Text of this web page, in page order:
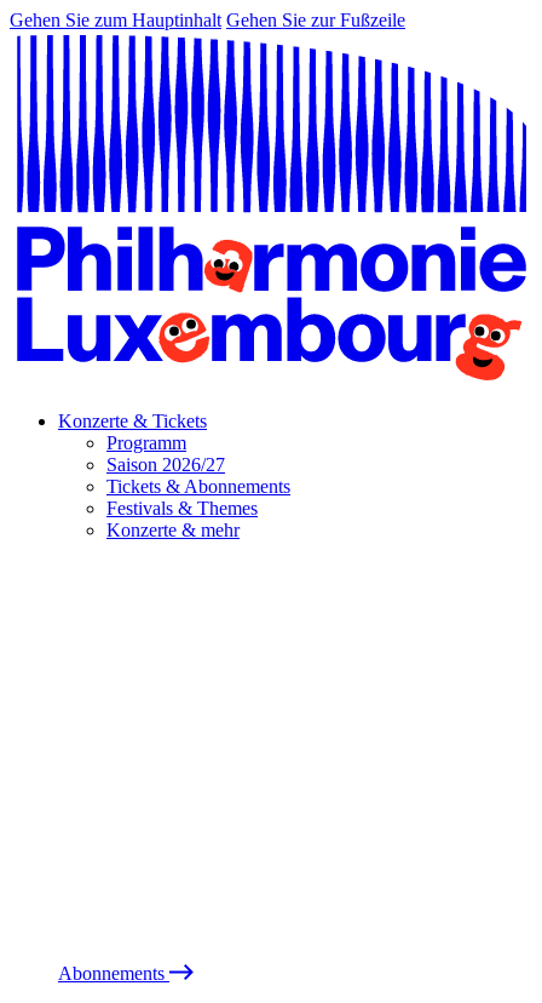
Gehen Sie zum Hauptinhalt Gehen Sie zur Fußzeile
Konzerte & Tickets
Programm
Saison 2026/27
Tickets & Abonnements
Festivals & Themes
Konzerte & mehr
Abonnements